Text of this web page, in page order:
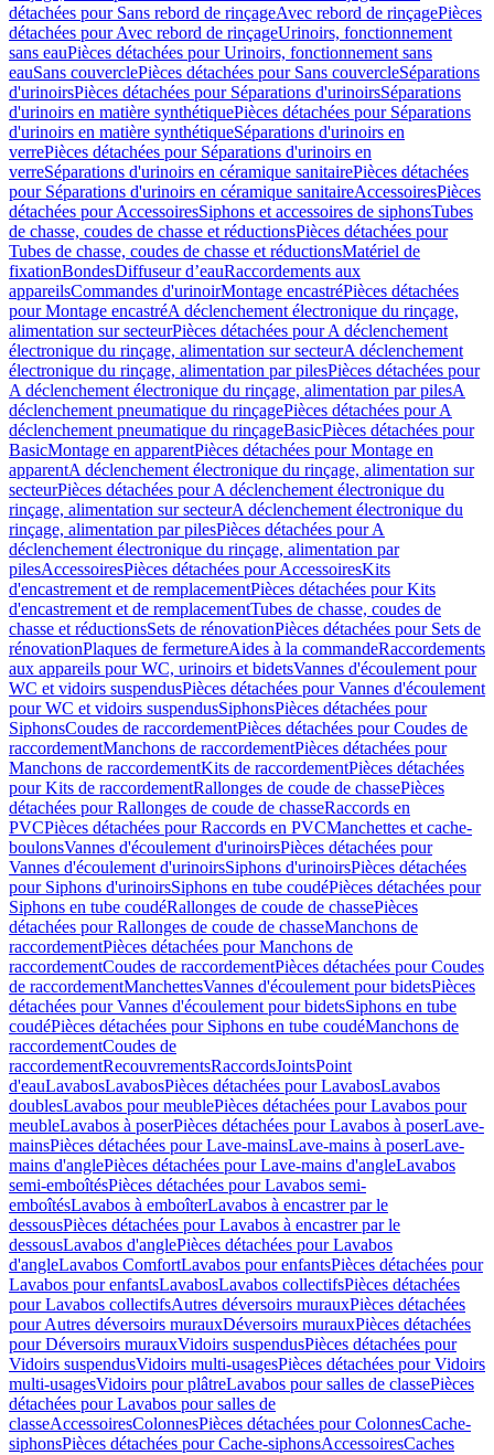
détachées pour Sans rebord de rinçageAvec rebord de rinçagePièces
détachées pour Avec rebord de rinçageUrinoirs, fonctionnement
sans eauPièces détachées pour Urinoirs, fonctionnement sans
eauSans couverclePièces détachées pour Sans couvercleSéparations
d'urinoirsPièces détachées pour Séparations d'urinoirsSéparations
d'urinoirs en matière synthétiquePièces détachées pour Séparations
d'urinoirs en matière synthétiqueSéparations d'urinoirs en
verrePièces détachées pour Séparations d'urinoirs en
verreSéparations d'urinoirs en céramique sanitairePièces détachées
pour Séparations d'urinoirs en céramique sanitaireAccessoiresPièces
détachées pour AccessoiresSiphons et accessoires de siphonsTubes
de chasse, coudes de chasse et réductionsPièces détachées pour
Tubes de chasse, coudes de chasse et réductionsMatériel de
fixationBondesDiffuseur d’eauRaccordements aux
appareilsCommandes d'urinoirMontage encastréPièces détachées
pour Montage encastréA déclenchement électronique du rinçage,
alimentation sur secteurPièces détachées pour A déclenchement
électronique du rinçage, alimentation sur secteurA déclenchement
électronique du rinçage, alimentation par pilesPièces détachées pour
A déclenchement électronique du rinçage, alimentation par pilesA
déclenchement pneumatique du rinçagePièces détachées pour A
déclenchement pneumatique du rinçageBasicPièces détachées pour
BasicMontage en apparentPièces détachées pour Montage en
apparentA déclenchement électronique du rinçage, alimentation sur
secteurPièces détachées pour A déclenchement électronique du
rinçage, alimentation sur secteurA déclenchement électronique du
rinçage, alimentation par pilesPièces détachées pour A
déclenchement électronique du rinçage, alimentation par
pilesAccessoiresPièces détachées pour AccessoiresKits
d'encastrement et de remplacementPièces détachées pour Kits
d'encastrement et de remplacementTubes de chasse, coudes de
chasse et réductionsSets de rénovationPièces détachées pour Sets de
rénovationPlaques de fermetureAides à la commandeRaccordements
aux appareils pour WC, urinoirs et bidetsVannes d'écoulement pour
WC et vidoirs suspendusPièces détachées pour Vannes d'écoulement
pour WC et vidoirs suspendusSiphonsPièces détachées pour
SiphonsCoudes de raccordementPièces détachées pour Coudes de
raccordementManchons de raccordementPièces détachées pour
Manchons de raccordementKits de raccordementPièces détachées
pour Kits de raccordementRallonges de coude de chassePièces
détachées pour Rallonges de coude de chasseRaccords en
PVCPièces détachées pour Raccords en PVCManchettes et cache-
boulonsVannes d'écoulement d'urinoirsPièces détachées pour
Vannes d'écoulement d'urinoirsSiphons d'urinoirsPièces détachées
pour Siphons d'urinoirsSiphons en tube coudéPièces détachées pour
Siphons en tube coudéRallonges de coude de chassePièces
détachées pour Rallonges de coude de chasseManchons de
raccordementPièces détachées pour Manchons de
raccordementCoudes de raccordementPièces détachées pour Coudes
de raccordementManchettesVannes d'écoulement pour bidetsPièces
détachées pour Vannes d'écoulement pour bidetsSiphons en tube
coudéPièces détachées pour Siphons en tube coudéManchons de
raccordementCoudes de
raccordementRecouvrementsRaccordsJointsPoint
d'eauLavabosLavabosPièces détachées pour LavabosLavabos
doublesLavabos pour meublePièces détachées pour Lavabos pour
meubleLavabos à poserPièces détachées pour Lavabos à poserLave-
mainsPièces détachées pour Lave-mainsLave-mains à poserLave-
mains d'anglePièces détachées pour Lave-mains d'angleLavabos
semi-emboîtésPièces détachées pour Lavabos semi-
emboîtésLavabos à emboîterLavabos à encastrer par le
dessousPièces détachées pour Lavabos à encastrer par le
dessousLavabos d'anglePièces détachées pour Lavabos
d'angleLavabos ComfortLavabos pour enfantsPièces détachées pour
Lavabos pour enfantsLavabosLavabos collectifsPièces détachées
pour Lavabos collectifsAutres déversoirs murauxPièces détachées
pour Autres déversoirs murauxDéversoirs murauxPièces détachées
pour Déversoirs murauxVidoirs suspendusPièces détachées pour
Vidoirs suspendusVidoirs multi-usagesPièces détachées pour Vidoirs
multi-usagesVidoirs pour plâtreLavabos pour salles de classePièces
détachées pour Lavabos pour salles de
classeAccessoiresColonnesPièces détachées pour ColonnesCache-
siphonsPièces détachées pour Cache-siphonsAccessoiresCaches